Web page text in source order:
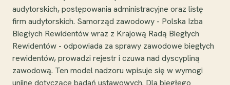
audytorskich, postępowania administracyjne oraz listę
firm audytorskich. Samorząd zawodowy - Polska Izba
Biegłych Rewidentów wraz z Krajową Radą Biegłych
Rewidentów - odpowiada za sprawy zawodowe biegłych
rewidentów, prowadzi rejestr i czuwa nad dyscypliną
zawodową. Ten model nadzoru wpisuje się w wymogi
unijne dotyczące badań ustawowych. Dla biegłego